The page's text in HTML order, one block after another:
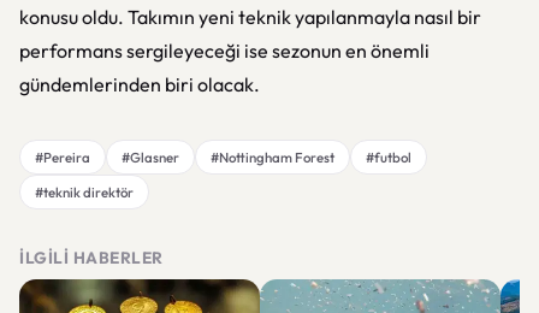
konusu oldu. Takımın yeni teknik yapılanmayla nasıl bir
performans sergileyeceği ise sezonun en önemli
gündemlerinden biri olacak.
#Pereira #Glasner #Nottingham Forest
#futbol
#teknik direktör
İLGILI HABERLER